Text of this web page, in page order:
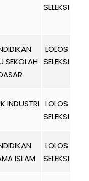
SELEKSI
SEKOLAH
LOLOS
SELEKSI
INDUSTRI LOLOS
SELEKSI
ISLAM
LOLOS
SELEKSI